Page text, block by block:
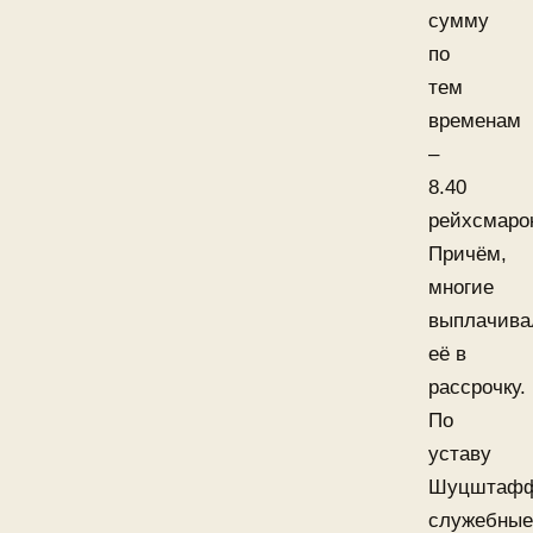
сумму
по
тем
временам
–
8.40
Причём,
многие
её в
рассрочку.
По
уставу
служебные